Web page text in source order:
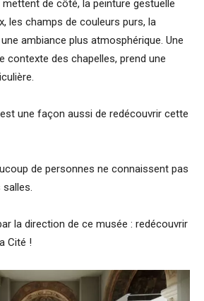
mettent de côté, la peinture gestuelle
les champs de couleurs purs, la
ambiance plus atmosphérique. Une
contexte des chapelles, prend une
une façon aussi de redécouvrir cette
de personnes ne connaissent pas
la direction de ce musée : redécouvrir
Cité !